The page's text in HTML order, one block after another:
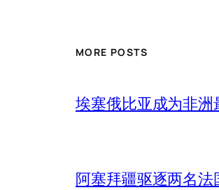
MORE POSTS
埃塞俄比亚成为非
阿塞拜疆驱逐两名法